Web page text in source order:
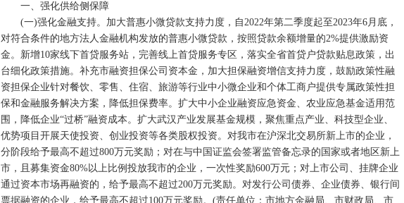
一、强化供给侧保障
(一)强化金融支持。加大普惠小微贷款支持力度，自2022年第二季度起至2023年6月底，
对符合条件的地方法人金融机构发放的普惠小微贷款，按照贷款余额增量的2%提供激励资
金。新增10家线下首贷服务站，完善线上首贷服务专区，落实全省首贷户贷款贴息政策，出
台细化政策措施。补充市融资担保公司资本金，加大担保融资增信支持力度，鼓励政策性融
资担保企业针对餐饮、零售、住宿、旅游等行业中小微企业和个体工商户提供专属政策性担
保和金融服务解决方案，降低担保费率。扩大中小企业融资应急资金、农业应急基金适用范
围，降低企业“过桥”融资成本。扩大武汉产业发展基金规模，聚焦重点产业、科技型企业、
优势项目开展天使投资、创业投资等各类股权投资。对我市在沪深北交易所新上市的企业，
分阶段给予最高不超过800万元奖励；对在与中国证监会签署监管备忘录的国家或者地区新上
市，且募集资金80%以上比例投放我市的企业，一次性奖励600万元；对上市公司、挂牌企业
通过资本市场再融资的，给予最高不超过200万元奖励。对发行公司债券、企业债券、银行间
票据融资的企业，给予最高不超过100万元奖励。(责任单位：市地方金融局、市财政局、市